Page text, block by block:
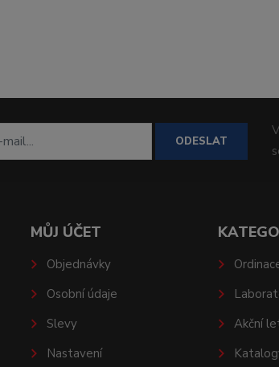
ODESLAT
MŮJ ÚČET
Objednávky
Osobní údaje
Slevy
Nastavení
Akční